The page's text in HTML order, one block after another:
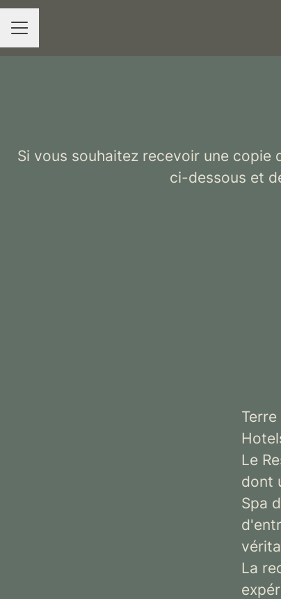
MENU CARRIÈRE
Si vous souhaitez recevoir une
ci-dessous et
Le
dont
Spa
La